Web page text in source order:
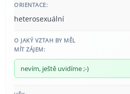
ORIENTACE:
heterosexuální
O JAKÝ VZTAH BY MĚL
MÍT ZÁJEM:
nevím, ještě uvidíme ;-)